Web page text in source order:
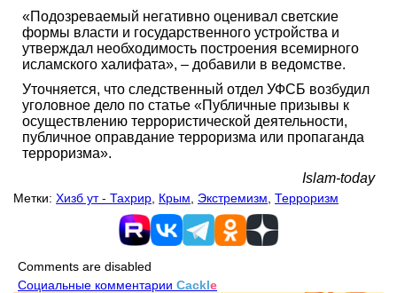
«Подозреваемый негативно оценивал светские
формы власти и государственного устройства и
утверждал необходимость построения всемирного
исламского халифата», – добавили в ведомстве.
Уточняется, что следственный отдел УФСБ возбудил
уголовное дело по статье «Публичные призывы к
осуществлению террористической деятельности,
публичное оправдание терроризма или пропаганда
терроризма».
Islam-today
Метки: Хизб ут - Тахрир Крым Экстремизм Терроризм
Comments are disabled
Социальные комментарии Cackle